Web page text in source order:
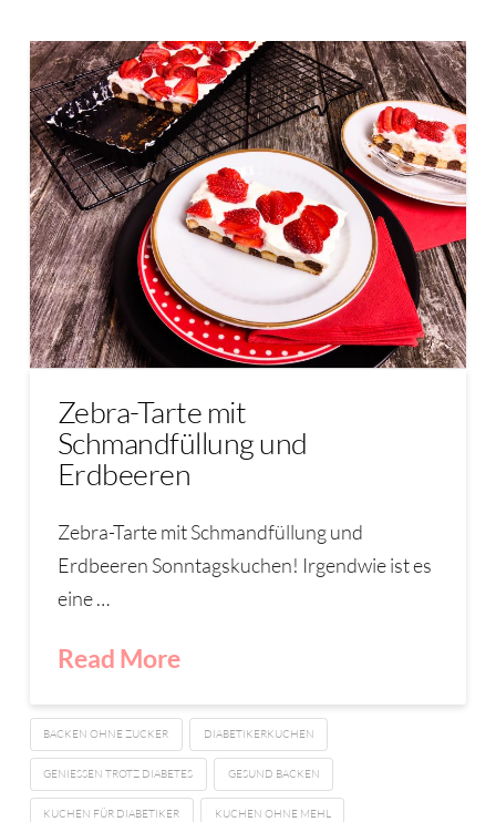
Zebra-Tarte mit
Schmandfüllung und
Erdbeeren
Zebra-Tarte mit Schmandfüllung und
Erdbeeren Sonntagskuchen! Irgendwie ist es
eine …
Read More
BACKEN OHNE ZUCKER DIABETIKERKUCHEN
GENIESSEN TROTZ DIABETES GESUND BACKEN
KUCHEN FÜR DIABETIKER KUCHEN OHNE MEHL